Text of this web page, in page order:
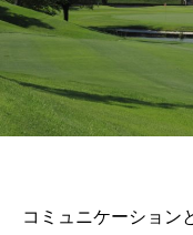
コミュニケーション